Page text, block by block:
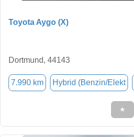
Toyota Aygo (X)
Dortmund, 44143
7.990 km Hybrid (Benzin/Elekt
★